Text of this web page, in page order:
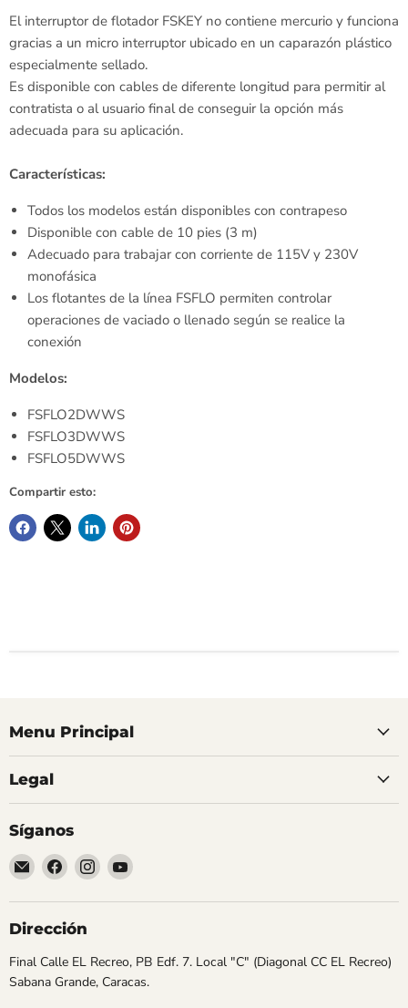
El interruptor de flotador FSKEY no contiene mercurio y funciona
gracias a un micro interruptor ubicado en un caparazón plástico
especialmente sellado.
Es disponible con cables de diferente longitud para permitir al
contratista o al usuario final de conseguir la opción más
adecuada para su aplicación.
Características:
Todos los modelos están disponibles con contrapeso
Disponible con cable de 10 pies (3 m)
Adecuado para trabajar con corriente de 115V y 230V
monofásica
Los flotantes de la línea FSFLO permiten controlar
operaciones de vaciado o llenado según se realice la
conexión
Modelos:
FSFLO2DWWS
FSFLO3DWWS
FSFLO5DWWS
Compartir esto:
Menu Principal
Legal
Síganos
Encuéntrenos
en
Correo
electrónico
Encuéntrenos
en
Facebook
Encuéntrenos
en
Instagram
Encuéntrenos
YouTube
Dirección
Final Calle EL Recreo, PB Edf. 7. Local "C" (Diagonal CC EL Recreo)
Sabana Grande, Caracas.